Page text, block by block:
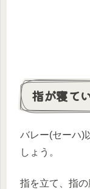
指が寝て
バレー(セーハ)
しょう。
指を立て、指